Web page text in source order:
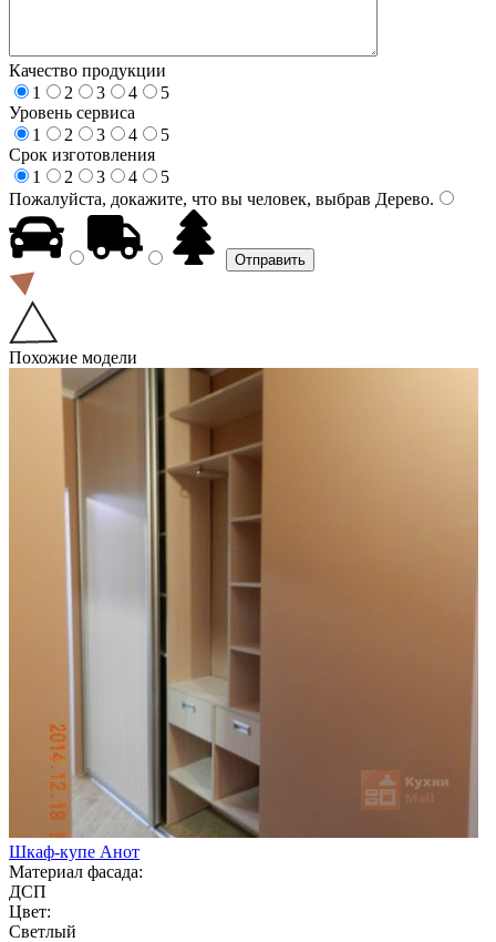
Качество продукции
1
2 3 4
5
Уровень сервиса
1
2 3 4
5
Срок изготовления
1
2 3 4
5
Пожалуйста, докажите, что вы человек, выбрав Дерево.
Похожие модели
Шкаф-купе Анот
Материал фасада:
ДСП
Цвет:
Светлый